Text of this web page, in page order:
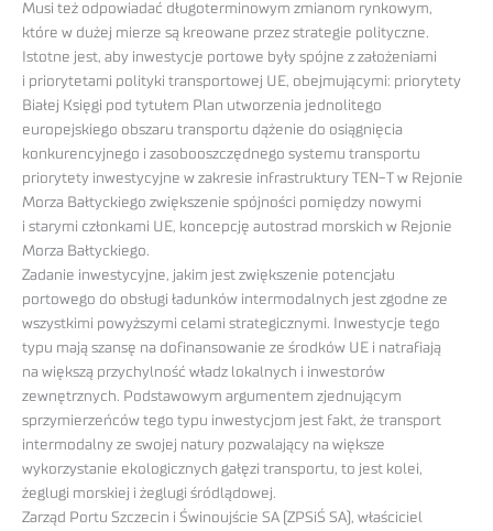
Musi też odpowiadać długoterminowym zmianom rynkowym,
które w dużej mierze są kreowane przez strategie polityczne.
Istotne jest, aby inwestycje portowe były spójne z założeniami
i priorytetami polityki transportowej UE, obejmującymi: priorytety
Białej Księgi pod tytułem Plan utworzenia jednolitego
europejskiego obszaru transportu dążenie do osiągnięcia
konkurencyjnego i zasobooszczędnego systemu transportu
priorytety inwestycyjne w zakresie infrastruktury TEN-T w Rejonie
Morza Bałtyckiego zwiększenie spójności pomiędzy nowymi
i starymi członkami UE, koncepcję autostrad morskich w Rejonie
Morza Bałtyckiego.
Zadanie inwestycyjne, jakim jest zwiększenie potencjału
portowego do obsługi ładunków intermodalnych jest zgodne ze
wszystkimi powyższymi celami strategicznymi. Inwestycje tego
typu mają szansę na dofinansowanie ze środków UE i natrafiają
na większą przychylność władz lokalnych i inwestorów
zewnętrznych. Podstawowym argumentem zjednującym
sprzymierzeńców tego typu inwestycjom jest fakt, że transport
intermodalny ze swojej natury pozwalający na większe
wykorzystanie ekologicznych gałęzi transportu, to jest kolei,
żeglugi morskiej i żeglugi śródlądowej.
Zarząd Portu Szczecin i Świnoujście SA (ZPSiŚ SA), właściciel